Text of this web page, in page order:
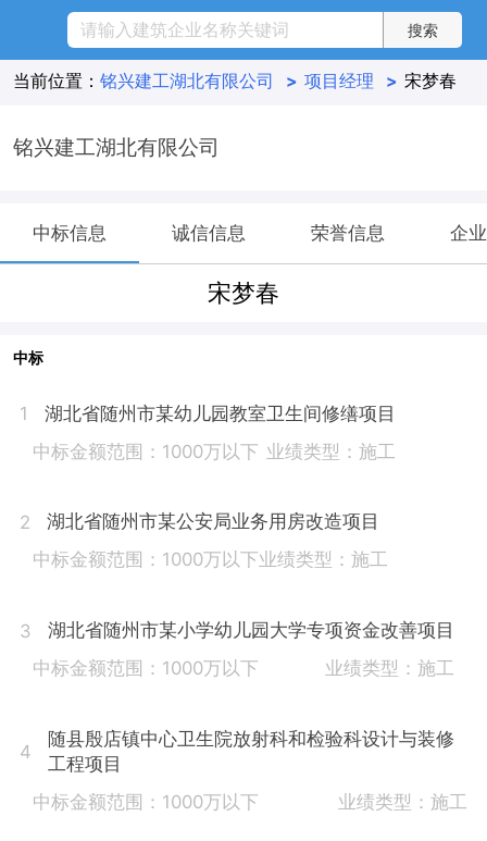
当前位置： 铭兴建工湖北有限公司 > 项目经理 > 宋梦春
铭兴建工湖北有限公司
中标信息 诚信信息 荣誉信息 企
宋梦春
中标
1
湖北省随州市某幼儿园教室卫生间修缮项目
中标金额范围：1000万以下 业绩类型：施工
2
湖北省随州市某公安局业务用房改造项目
中标金额范围：1000万以下业绩类型：施工
3
湖北省随州市某小学幼儿园大学专项资金改善项目
中标金额范围：1000万以下
业绩类型：施工
4
随县殷店镇中心卫生院放射科和检验科设计与装修
工程项目
中标金额范围：1000万以下
业绩类型：施工